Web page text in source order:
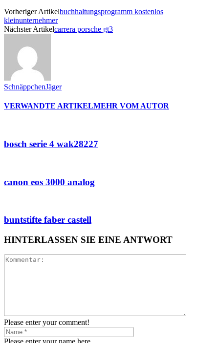
Vorheriger Artikelbuchhaltungsprogramm kostenlos
kleinunternehmer
Nächster Artikelcarrera porsche gt3
SchnäppchenJäger
VERWANDTE ARTIKELMEHR VOM AUTOR
bosch serie 4 wak28227
canon eos 3000 analog
buntstifte faber castell
HINTERLASSEN SIE EINE ANTWORT
Please enter your comment!
Please enter your name here